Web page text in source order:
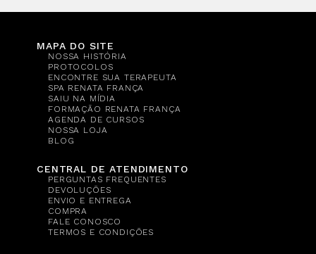
MAPA DO SITE
NOSSA HISTÓRIA
PROTOCOLOS
ENCONTRE SUA TERAPEUTA
SPA RENATA FRANÇA
SAIU NA MÍDIA
FORMAÇÃO RENATA FRANÇA
AGENDA DE CURSOS
NOSSA LOJA
BLOG
CENTRAL DE ATENDIMENTO
PERGUNTAS FREQUENTES
DEVOLUÇÕES
ENVIO E ENTREGA
COMPRA
FALE CONOSCO
TERMOS E CONDIÇÕES